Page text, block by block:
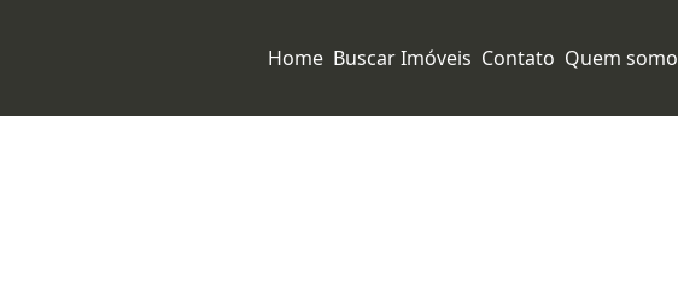
Home Buscar Imóveis Contato Quem